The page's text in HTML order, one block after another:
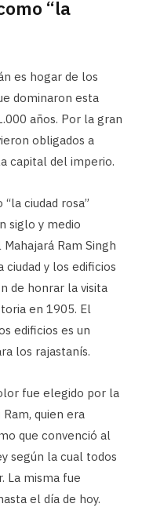
“la
es hogar de los
dominaron esta
años. Por la gran
obligados a
capital del imperio.
ciudad rosa”
siglo y medio
Ram Singh
y los edificios
de honrar la visita
en 1905. El
edificios es un
los rajastanís.
fue elegido por la
quien era
que convenció al
según la cual todos
La misma fue
el día de hoy.